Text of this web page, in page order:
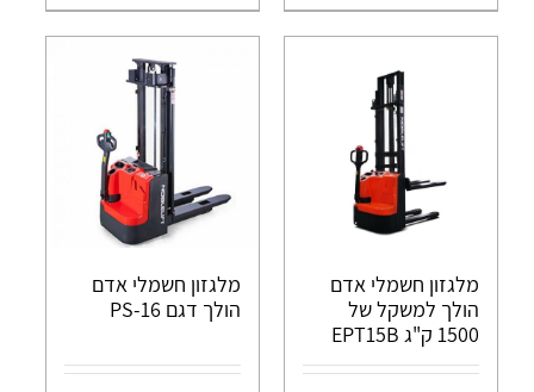
מלגזון חשמלי אדם
הולך למשקל של
1500 ק"ג EPT15B
מלגזון חשמלי אדם
הולך דגם PS-16